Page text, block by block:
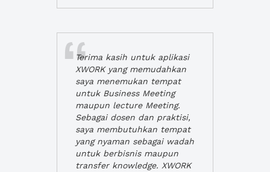
Terima kasih untuk aplikasi
XWORK yang memudahkan
saya menemukan tempat
untuk Business Meeting
maupun lecture Meeting.
Sebagai dosen dan praktisi,
saya membutuhkan tempat
yang nyaman sebagai wadah
untuk berbisnis maupun
transfer knowledge. XWORK